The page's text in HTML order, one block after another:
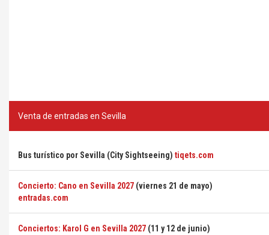
Venta de entradas en Sevilla
Bus turístico por Sevilla (City Sightseeing) tiqets.com
Concierto: Cano en Sevilla 2027 (viernes 21 de mayo)
entradas.com
Conciertos: Karol G en Sevilla 2027 (11 y 12 de junio)